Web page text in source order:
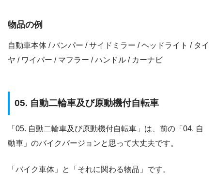
物品の例
自動車本体 / バンパー / サイドミラー / ヘッドライト / タイ
ヤ / ワイパー / マフラー / ハンドル / カーナビ
05. 自動二輪車及び原動機付自転車
「05. 自動二輪車及び原動機付自転車」は、前の「04. 自
動車」のバイクバージョンと思って大丈夫です。
「バイク車体」と「それに関わる物品」です。